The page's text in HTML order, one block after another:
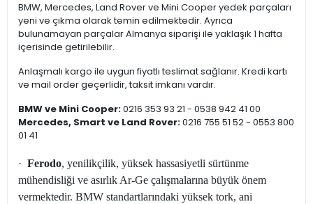
BMW, Mercedes, Land Rover ve Mini Cooper yedek parçaları
yeni ve çıkma olarak temin edilmektedir. Ayrıca
bulunamayan parçalar Almanya siparişi ile yaklaşık 1 hafta
içerisinde getirilebilir.
Anlaşmalı kargo ile uygun fiyatlı teslimat sağlanır. Kredi kartı
ve mail order geçerlidir, taksit imkanı vardır.
BMW ve Mini Cooper:0216 353 93 21 - 0538 942 41 00
Mercedes, Smart ve Land Rover:0216 755 51 52 - 0553 800
01 41
· Ferodo, yenilikçilik, yüksek hassasiyetli sürtünme
mühendisliği ve asırlık Ar-Ge çalışmalarına büyük önem
vermektedir. BMW standartlarındaki yüksek tork, ani